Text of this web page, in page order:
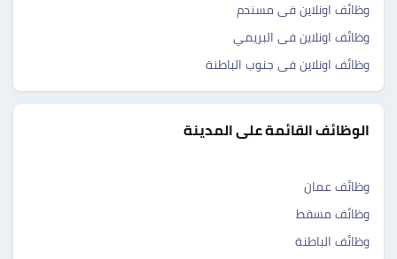
وظائف اونلاين فى مسندم
وظائف اونلاين فى البريمي
وظائف اونلاين فى جنوب الباطنة
الوظائف القائمة على المدينة
وظائف عمان
وظائف مسقط
وظائف الباطنة